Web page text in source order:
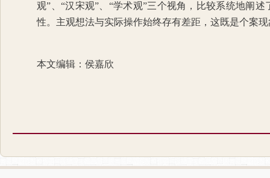
观” “汉宋观” “学术观”三个视角，比较系统地阐述
性。主观想法与实际操作始终存有差距，这既是个案
本文编辑：侯嘉欣